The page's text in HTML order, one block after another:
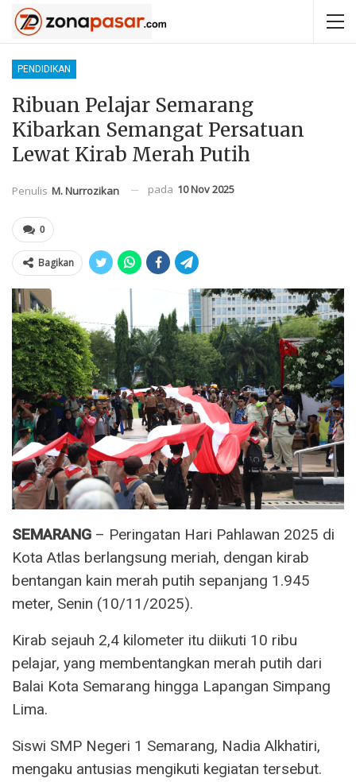
PENDIDIKAN
Ribuan Pelajar Semarang
Kibarkan Semangat Persatuan
Lewat Kirab Merah Putih
Penulis M. Nurrozikan pada 10 Nov 2025
0
Bagikan
SEMARANG – Peringatan Hari Pahlawan 2025 di
Kota Atlas berlangsung meriah, dengan kirab
bentangan kain merah putih sepanjang 1.945
meter, Senin (10/11/2025).
Kirab sejauh 2,4 kilometer itu diikuti 10 ribu
pelajar, yang membentangkan merah putih dari
Balai Kota Semarang hingga Lapangan Simpang
Lima.
Siswi SMP Negeri 1 Semarang, Nadia Alkhatiri,
mengaku antusias mengikuti kegiatan tersebut.